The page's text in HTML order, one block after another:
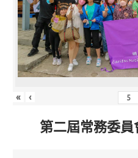
« ‹
第二屆常務委